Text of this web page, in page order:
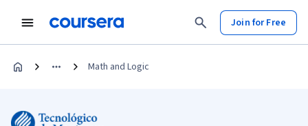
Join for Free
Math and Logic